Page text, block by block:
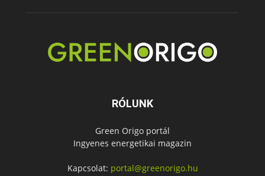
RÓLUNK
Green Origo portál
Ingyenes energetikai magazin
Kapcsolat: portal@greenorigo.hu